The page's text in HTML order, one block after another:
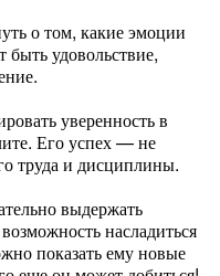
о том, какие эмоции
удовольствие,
уверенность в
Его успех — не
труда и дисциплины.
выдержать
насладиться
показать ему новые